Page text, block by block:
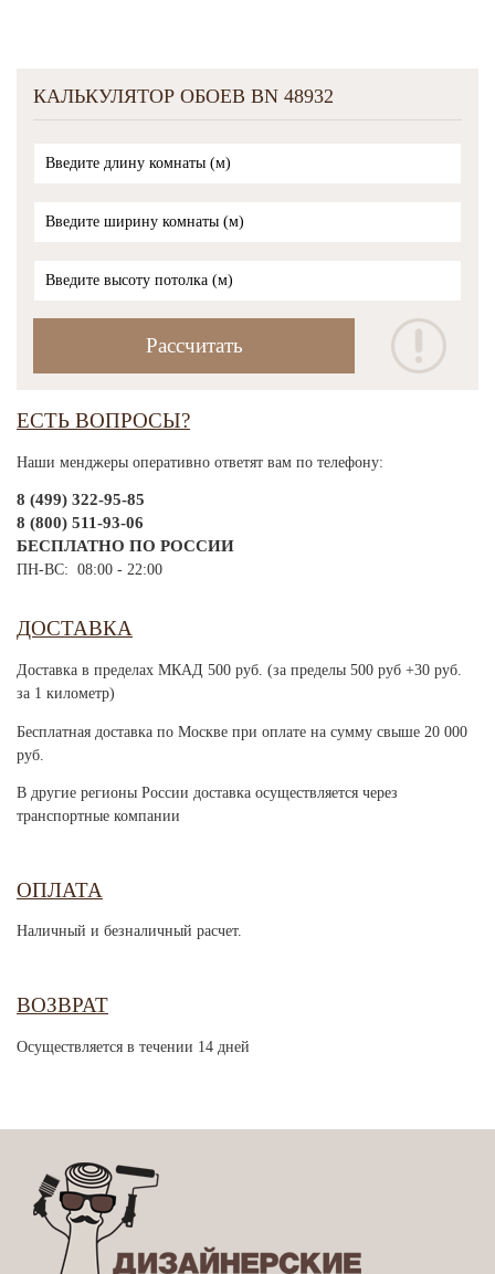
КАЛЬКУЛЯТОР ОБОЕВ BN 48932
ЕСТЬ ВОПРОСЫ?
Наши менджеры оперативно ответят вам по телефону:
8 (499) 322-95-85
8 (800) 511-93-06
БЕСПЛАТНО ПО РОССИИ
ПН-ВС: 08:00 - 22:00
ДОСТАВКА
Доставка в пределах МКАД 500 руб. (за пределы 500 руб +30 руб.
за 1 километр)
Бесплатная доставка по Москве при оплате на сумму свыше 20 000
руб.
В другие регионы России доставка осуществляется через
транспортные компании
ОПЛАТА
Наличный и безналичный расчет.
ВОЗВРАТ
Осуществляется в течении 14 дней